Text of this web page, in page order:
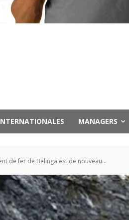
MANAGERS
de fer de Belinga est de nouveau...